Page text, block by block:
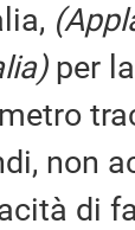
per
non
di